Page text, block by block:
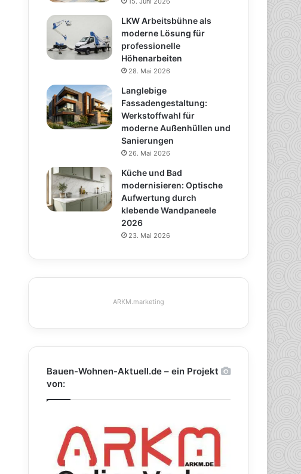
LKW Arbeitsbühne als
moderne Lösung für
professionelle
Höhenarbeiten
28. Mai 2026
Langlebige
Fassadengestaltung:
Werkstoffwahl für
moderne Außenhüllen und
Sanierungen
26. Mai 2026
Küche und Bad
modernisieren: Optische
Aufwertung durch
klebende Wandpaneele
2026
23. Mai 2026
ARKM.marketing
Bauen-Wohnen-Aktuell.de – ein Projekt
von: